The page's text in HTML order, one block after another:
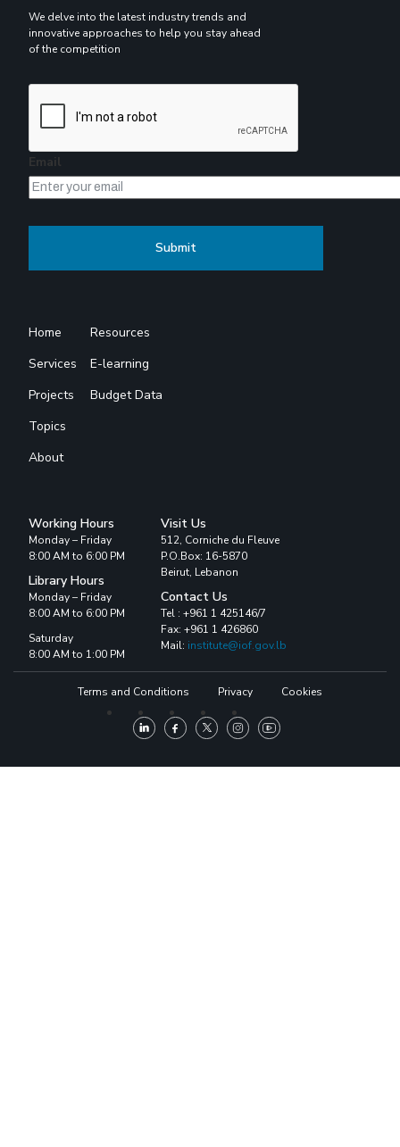
We delve into the latest industry trends and
innovative approaches to help you stay ahead
of the competition
Email
Home
Services
Projects
Topics
About
Resources
E-learning
Budget Data
Working Hours
Monday – Friday
8:00 AM to 6:00 PM
Library Hours
Monday – Friday
8:00 AM to 6:00 PM
Saturday
8:00 AM to 1:00 PM
Visit Us
512, Corniche du Fleuve
P.O.Box: 16-5870
Beirut, Lebanon
Contact Us
Tel : +961 1 425146/7
Fax: +961 1 426860
Mail: institute@iof.gov.lb
Terms and Conditions Privacy Cookies